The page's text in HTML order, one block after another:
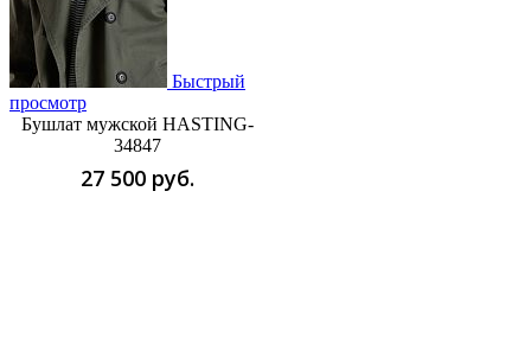
Быстрый
просмотр
Бушлат мужской HASTING-
34847
27 500 руб.